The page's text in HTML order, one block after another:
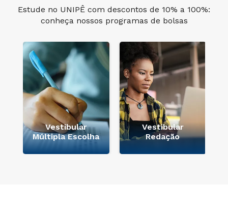
Estude no UNIPÊ com descontos de 10% a 100%:
conheça nossos programas de bolsas
Vestibular
Múltipla Escolha
Vestibular
Redação